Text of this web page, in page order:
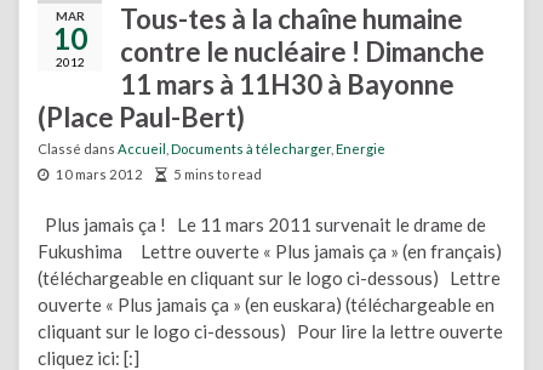
MAR
10
2012
Tous-tes à la chaîne humaine
contre le nucléaire ! Dimanche
11 mars à 11H30 à Bayonne
(Place Paul-Bert)
Classé dans Accueil Documents à télecharger, Energie
10 mars 2012
5 mins to read
Plus jamais ça ! Le 11 mars 2011 survenait le drame de
Fukushima Lettre ouverte « Plus jamais ça » (en français)
(téléchargeable en cliquant sur le logo ci-dessous) Lettre
ouverte « Plus jamais ça » (en euskara) (téléchargeable en
cliquant sur le logo ci-dessous) Pour lire la lettre ouverte
cliquez ici: [:]